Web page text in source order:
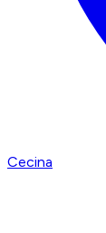
Cecina